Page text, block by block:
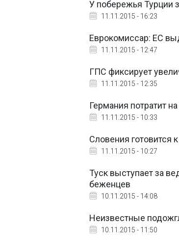
У побережья Турции
11.11.2015 - 16:23
Еврокомиссар: ЕС
11.11.2015 - 12:47
ГПС фиксирует
11.11.2015 - 12:35
Германия потратит
11.11.2015 - 10:33
Словения готовится
11.11.2015 - 10:27
Туск выступает за
беженцев
10.11.2015 - 14:08
Неизвестные
10.11.2015 - 11:50